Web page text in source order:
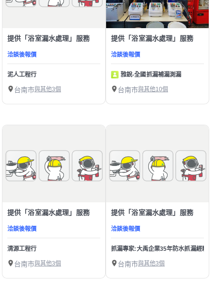
提供「浴室漏水處理」服務
洽談後報價
泥人工程行
台南市與其他3個
提供「浴室漏水處理」服務
洽談後報價
雅銳-全國抓漏補漏測漏
台南市與其他10個
提供「浴室漏水處理」服務
洽談後報價
清源工程行
台南市與其他3個
提供「浴室漏水處理」服務
洽談後報價
抓漏專家:大禹企業35年防水抓漏經驗
台南市與其他3個